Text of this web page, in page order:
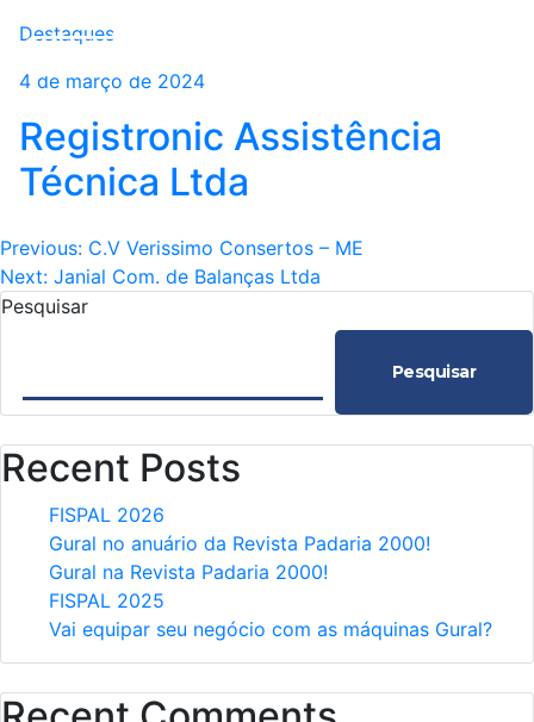
Destaques
4 de março de 2024
Registronic Assistência
Técnica Ltda
Navegação
de
Previous: C.V Verissimo Consertos – ME
Next: Janial Com. de Balanças Ltda
Pesquisar
Pesquisar
Recent Posts
FISPAL 2026
Gural no anuário da Revista Padaria 2000!
Gural na Revista Padaria 2000!
FISPAL 2025
Vai equipar seu negócio com as máquinas Gural?